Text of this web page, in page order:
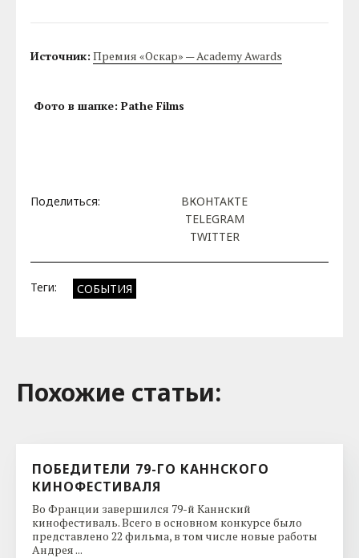
Источник: Премия «Оскар» — Academy Awards
Фото в шапке: Pathe Films
Поделиться:
ВКОНТАКТЕ
TELEGRAM
TWITTER
Теги: СОБЫТИЯ
Похожие cтатьи:
ПОБЕДИТЕЛИ 79-ГО КАННСКОГО
КИНОФЕСТИВАЛЯ
Во Франции завершился 79-й Каннский
кинофестиваль. Всего в основном конкурсе было
представлено 22 фильма, в том числе новые работы
Андрея ...